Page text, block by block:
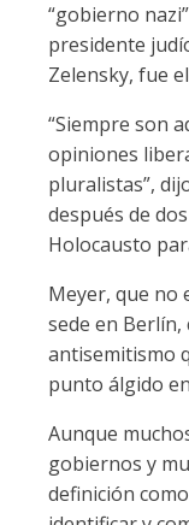
“gobierno
presidente
Zelensky, fue
“Siempre son
opiniones
pluralistas”,
después de
Holocausto
Meyer, que no
sede en Berlín,
antisemitismo
punto álgido
Aunque
gobiernos y
definición